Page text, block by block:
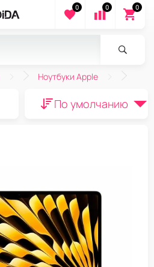
0 0 0
Ноутбуки Apple
По умолчанию